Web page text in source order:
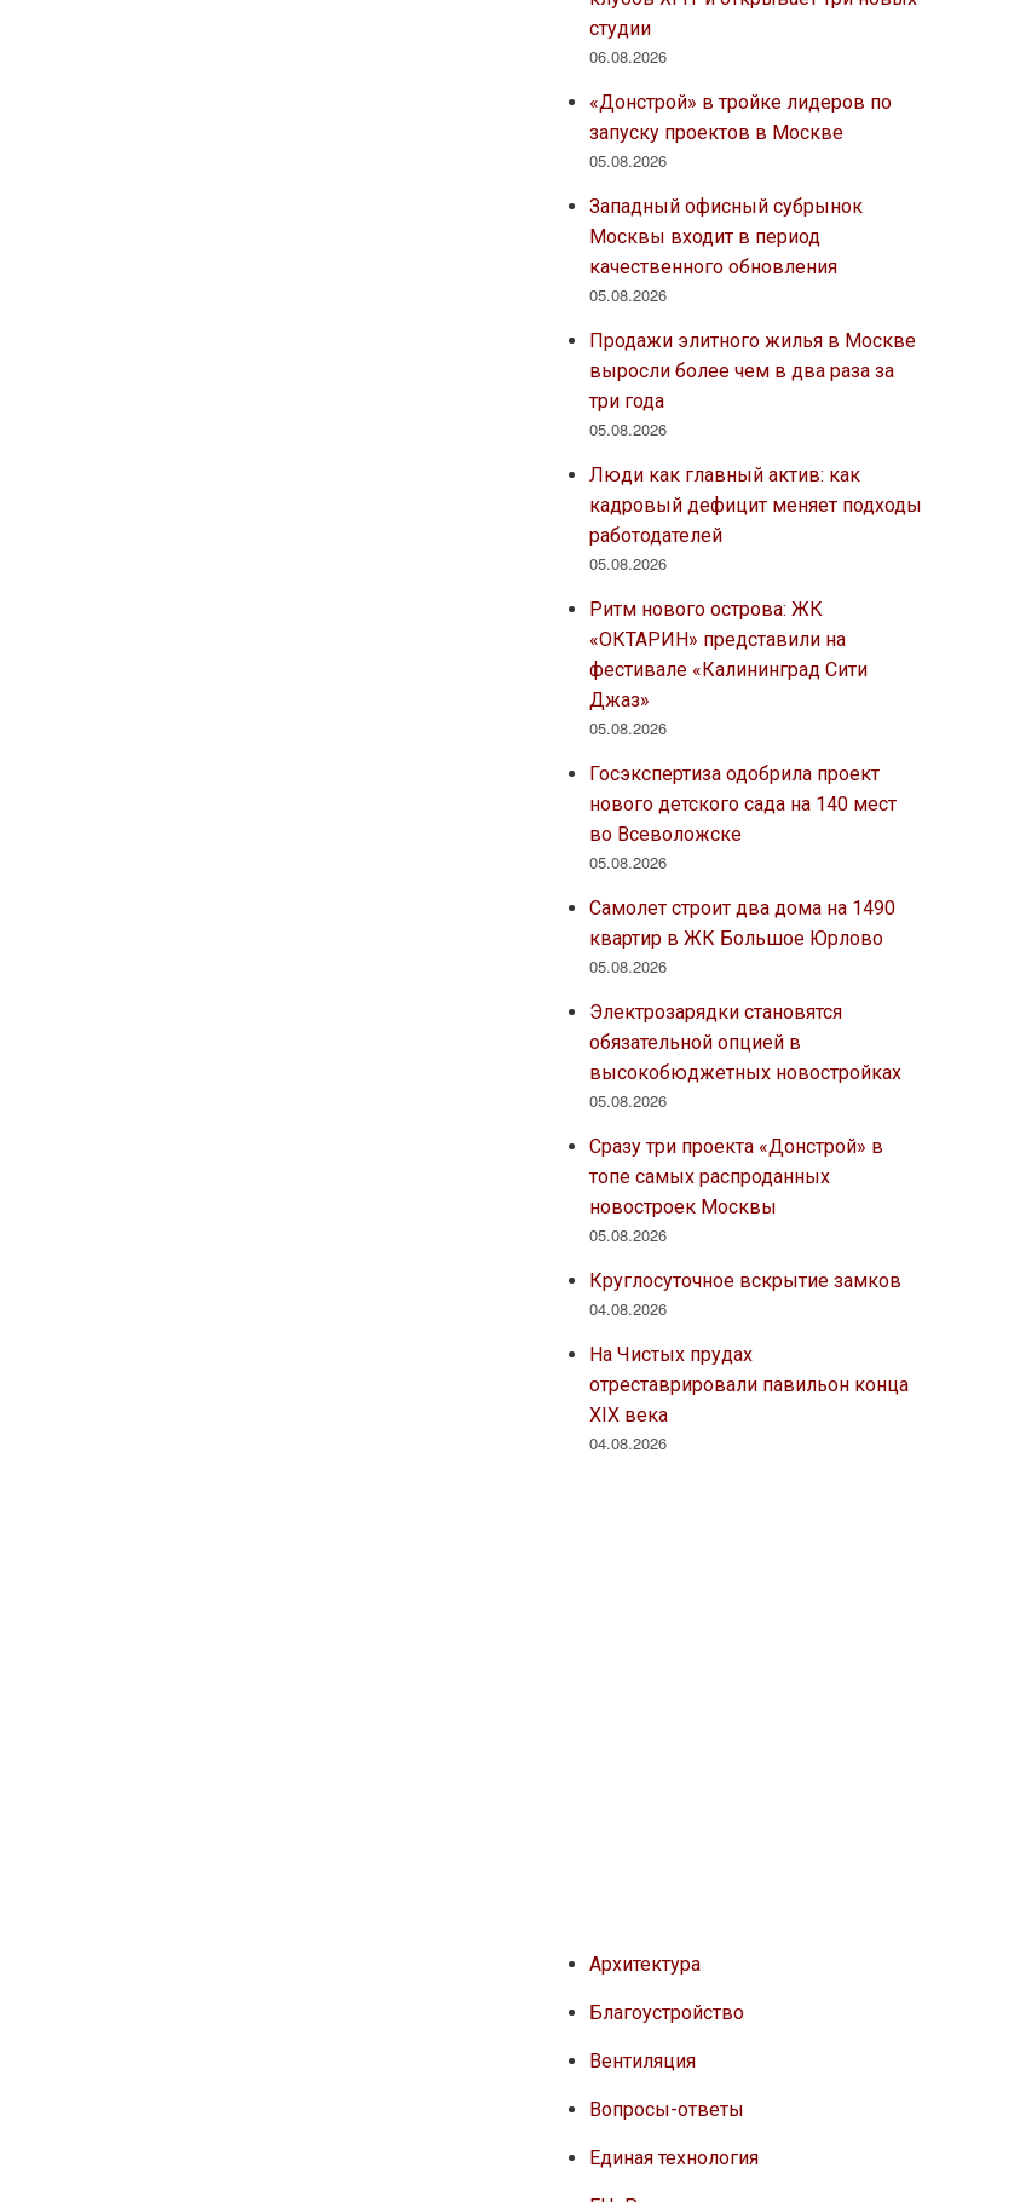
студии
06.08.2026
«Донстрой» в тройке лидеров по
запуску проектов в Москве
05.08.2026
Западный офисный субрынок
Москвы входит в период
качественного обновления
05.08.2026
Продажи элитного жилья в Москве
выросли более чем в два раза за
три года
05.08.2026
Люди как главный актив: как
кадровый дефицит меняет подходы
работодателей
05.08.2026
Ритм нового острова: ЖК
«ОКТАРИН» представили на
фестивале «Калининград Сити
Джаз»
05.08.2026
Госэкспертиза одобрила проект
нового детского сада на 140 мест
во Всеволожске
05.08.2026
Самолет строит два дома на 1490
квартир в ЖК Большое Юрлово
05.08.2026
Электрозарядки становятся
обязательной опцией в
высокобюджетных новостройках
05.08.2026
Сразу три проекта «Донстрой» в
топе самых распроданных
новостроек Москвы
05.08.2026
Круглосуточное вскрытие замков
04.08.2026
На Чистых прудах
отреставрировали павильон конца
XIX века
04.08.2026
Архитектура
Благоустройство
Вентиляция
Вопросы-ответы
Единая технология